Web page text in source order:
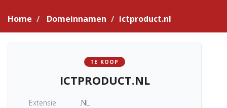
a
t
Home Domeinnamen ictproduct.nl
TE KOOP
ICTPRODUCT.NL
Extensie
.NL